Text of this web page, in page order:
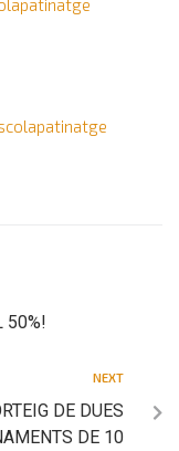
50%!
NEXT
DE DUES
DE 10